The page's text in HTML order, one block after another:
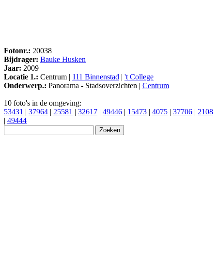
Fotonr.: 20038
Bijdrager: Bauke Husken
Jaar: 2009
Locatie 1.: Centrum | 111 Binnenstad | 't College
Onderwerp.: Panorama - Stadsoverzichten | Centrum
10 foto's in de omgeving:
53431 | 37964 | 25581 | 32617 | 49446 | 15473 | 4075 | 37706 | 2108
| 49444